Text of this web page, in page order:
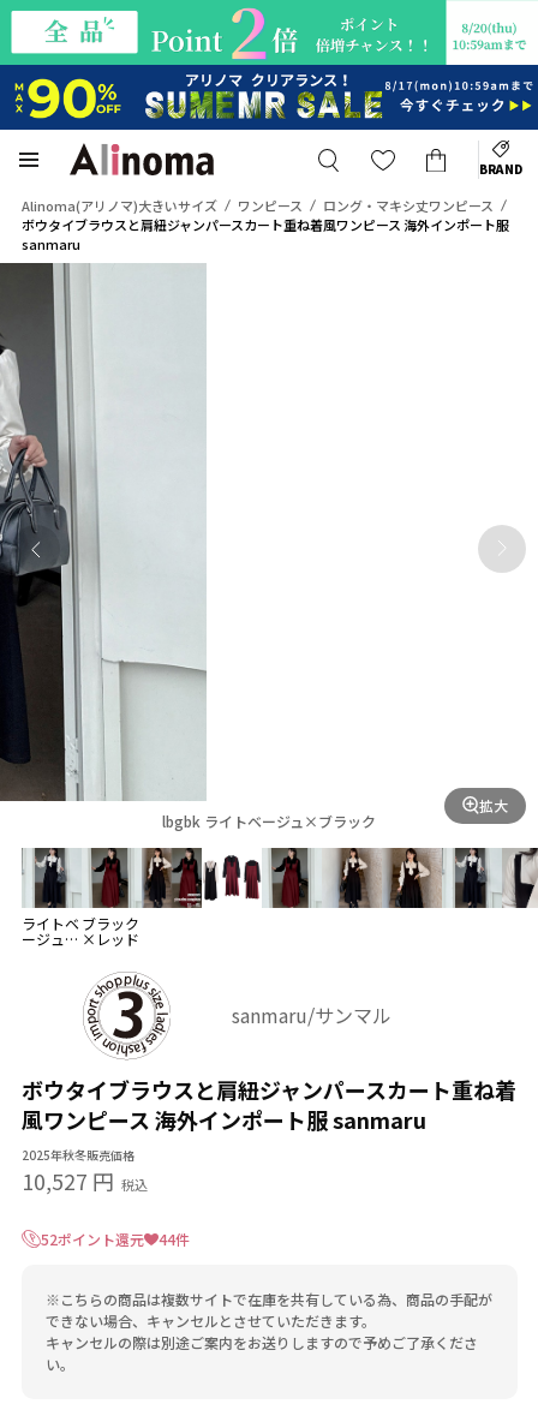
BRAND
Alinoma(アリノマ)大きいサイズ ワンピース
ロング・マキシ丈ワンピース
ボウタイブラウスと肩紐ジャンパースカート重ね着風ワンピース 海外インポート服
sanmaru
lbgbk ライトベージュ×ブラック
拡大
ライトベ
ージュ×
ブラック
×レッド
sanmaru/サンマル
ボウタイブラウスと肩紐ジャンパースカート重ね着
風ワンピース 海外インポート服 sanmaru
2025年秋冬販売価格
10,527 円 税込
52ポイント還元 44件
※こちらの商品は複数サイトで在庫を共有している為、商品の手配が
できない場合、キャンセルとさせていただきます。
キャンセルの際は別途ご案内をお送りしますので予めご了承くださ
い。